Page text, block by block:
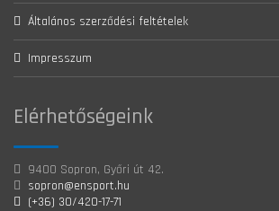
Általános szerződési feltételek
Impresszum
Elérhetőségeink
9400 Sopron, Győri út 42.
sopron@ensport.hu
(+36) 30/420-17-71